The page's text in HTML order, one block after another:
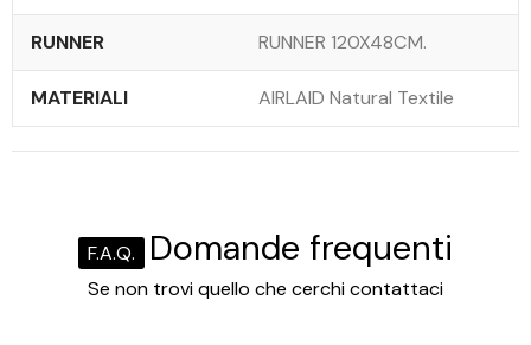
RUNNER RUNNER 120X48CM.
MATERIALI AIRLAID Natural Textile
F.A.Q. Domande frequenti
Se non trovi quello che cerchi contattaci